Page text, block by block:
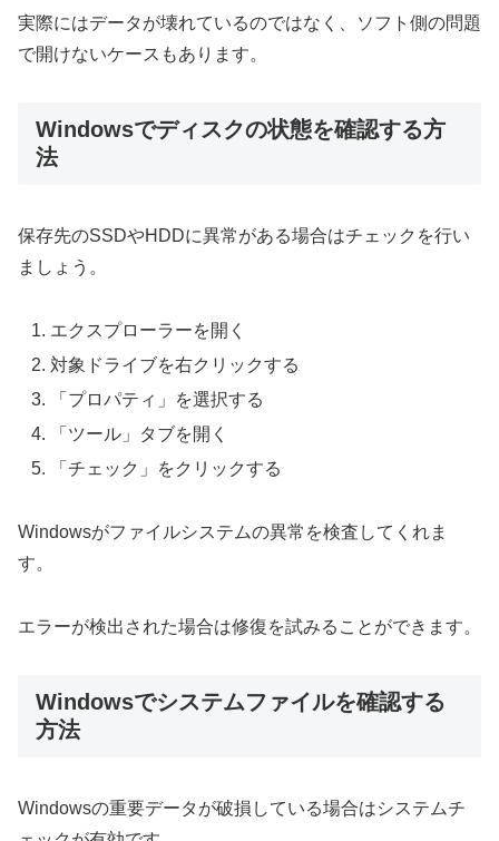
実際にはデータが壊れているのではなく、ソフト側の問題
で開けないケースもあります。
Windowsでディスクの状態を確認する方
法
保存先のSSDやHDDに異常がある場合はチェックを行い
ましょう。
エクスプローラーを開く
対象ドライブを右クリックする
「プロパティ」を選択する
「ツール」タブを開く
「チェック」をクリックする
Windowsがファイルシステムの異常を検査してくれま
す。
エラーが検出された場合は修復を試みることができます。
Windowsでシステムファイルを確認する
方法
Windowsの重要データが破損している場合はシステムチ